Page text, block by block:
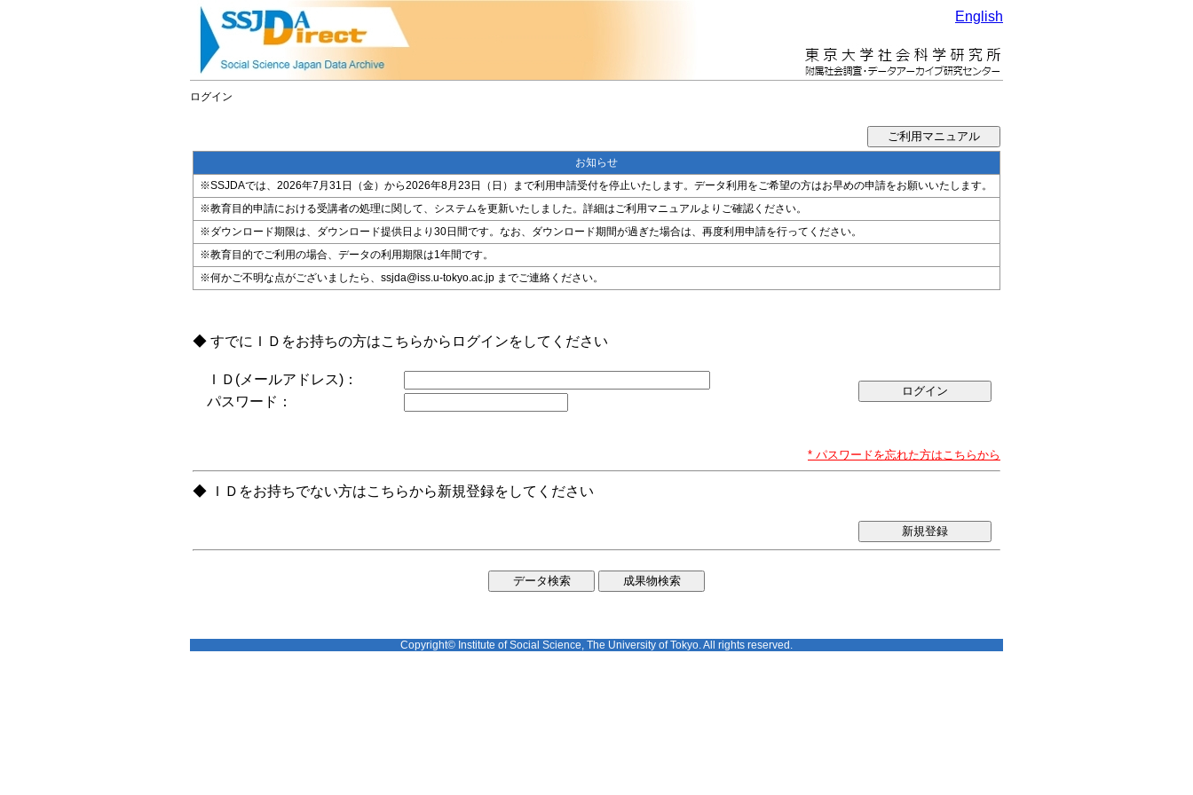
English
ログイン
お知らせ
※SSJDAでは、2026年7月31日（金）から2026年8月23日（日）まで利用申請受付を停止いたします。データ利用をご希望の方はお早めの申請をお願いいたします。
※教育目的申請における受講者の処理に関して、システムを更新いたしました。詳細はご利用マニュアルよりご確認ください。
※ダウンロード期限は、ダウンロード提供日より30日間です。なお、ダウンロード期間が過ぎた場合は、再度利用申請を行ってください。
※教育目的でご利用の場合、データの利用期限は1年間です。
※何かご不明な点がございましたら、ssjda@iss.u-tokyo.ac.jp までご連絡ください。
◆ すでにＩＤをお持ちの方はこちらからログインをしてください
ＩＤ(メールアドレス)：
パスワード：
* パスワードを忘れた方はこちらから
◆ ＩＤをお持ちでない方はこちらから新規登録をしてください
新規登録
Copyright© Institute of Social Science, The University of Tokyo. All rights reserved.